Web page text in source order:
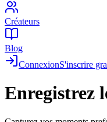
Créateurs
Blog
ConnexionS'inscrire
Enregistrez